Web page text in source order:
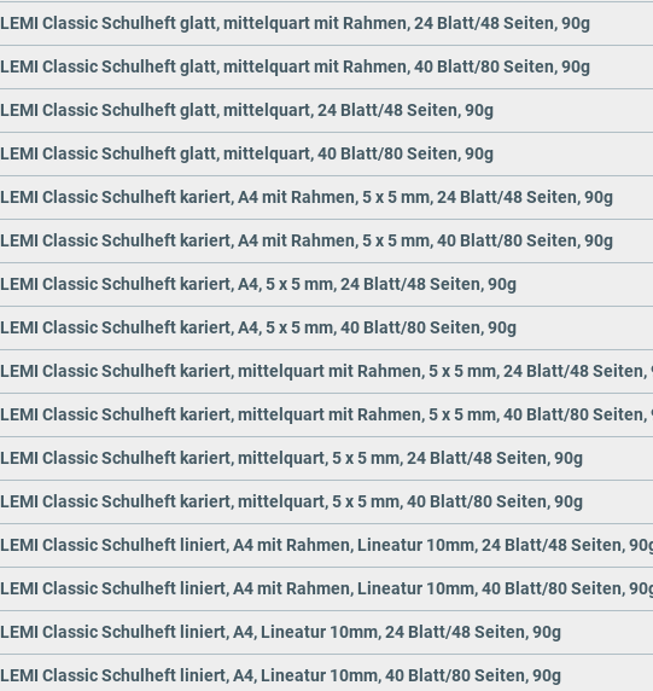
LEMI Classic Schulheft glatt, mittelquart mit Rahmen, 24 Blatt/48 Seiten, 90g
LEMI Classic Schulheft glatt, mittelquart mit Rahmen, 40 Blatt/80 Seiten, 90g
LEMI Classic Schulheft glatt, mittelquart, 24 Blatt/48 Seiten, 90g
LEMI Classic Schulheft glatt, mittelquart, 40 Blatt/80 Seiten, 90g
LEMI Classic Schulheft kariert, A4 mit Rahmen, 5 x 5 mm, 24 Blatt/48 Seiten, 90g
LEMI Classic Schulheft kariert, A4 mit Rahmen, 5 x 5 mm, 40 Blatt/80 Seiten, 90g
LEMI Classic Schulheft kariert, A4, 5 x 5 mm, 24 Blatt/48 Seiten, 90g
LEMI Classic Schulheft kariert, A4, 5 x 5 mm, 40 Blatt/80 Seiten, 90g
LEMI Classic Schulheft kariert, mittelquart mit Rahmen, 5 x 5 mm, 24 Blatt/48 Seiten,
LEMI Classic Schulheft kariert, mittelquart mit Rahmen, 5 x 5 mm, 40 Blatt/80 Seiten,
LEMI Classic Schulheft kariert, mittelquart, 5 x 5 mm, 24 Blatt/48 Seiten, 90g
LEMI Classic Schulheft kariert, mittelquart, 5 x 5 mm, 40 Blatt/80 Seiten, 90g
LEMI Classic Schulheft liniert, A4 mit Rahmen, Lineatur 10mm, 24 Blatt/48 Seiten,
LEMI Classic Schulheft liniert, A4 mit Rahmen, Lineatur 10mm, 40 Blatt/80 Seiten,
LEMI Classic Schulheft liniert, A4, Lineatur 10mm, 24 Blatt/48 Seiten, 90g
LEMI Classic Schulheft liniert, A4, Lineatur 10mm, 40 Blatt/80 Seiten, 90g